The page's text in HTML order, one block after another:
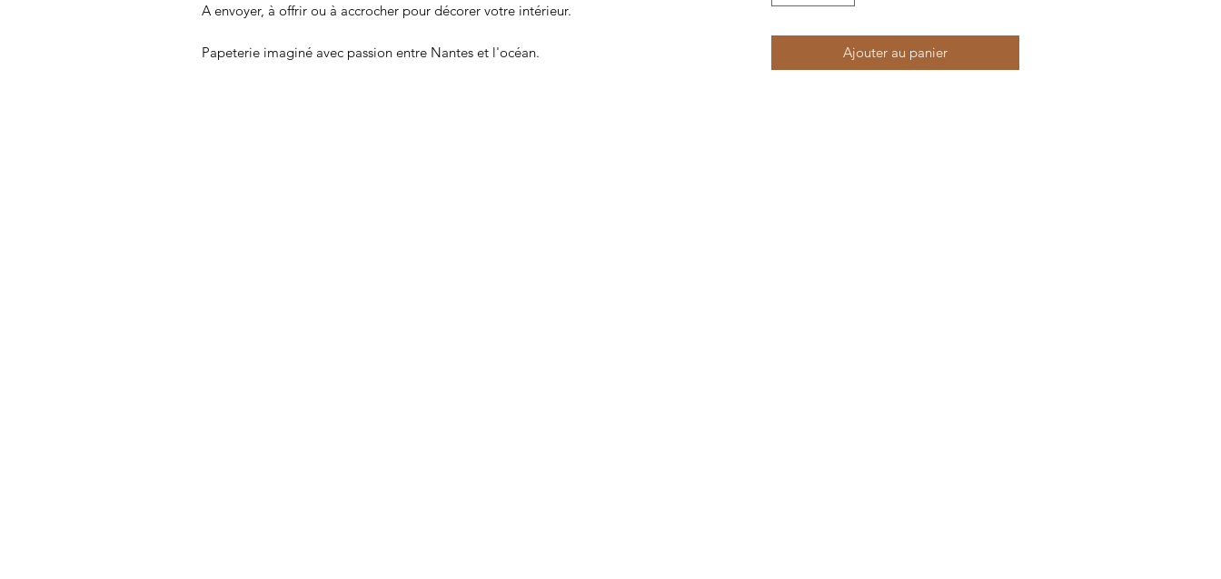
A envoyer, à offrir ou à accrocher pour décorer votre intérieur.
Papeterie imaginé avec passion entre Nantes et l'océan. Ajouter au panier